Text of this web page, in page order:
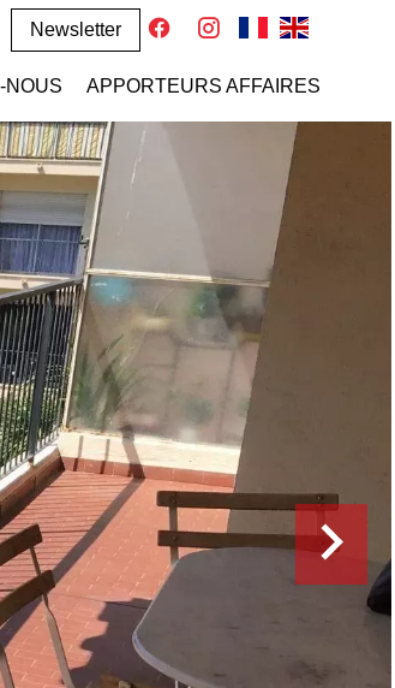
Newsletter
NOUS APPORTEURS AFFAIRES